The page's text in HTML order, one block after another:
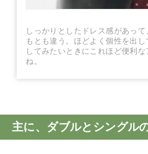
しっかりとしたドレス感があっ
もとも違う。ほどよく個性を出
してみたいときにこれほど便利
ね。
主に、ダブルとシングル